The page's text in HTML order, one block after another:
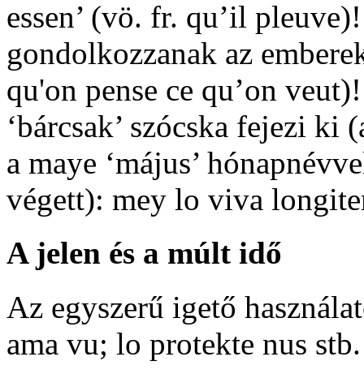
essen’ (vö. fr. qu’il pleuve
gondolkozzanak az
qu'on pense ce qu’on veut
‘bárcsak’ szócska fejezi ki
a maye ‘május’
végett): mey lo viva
A jelen és a múlt idő
Az egyszerű igető
ama vu; lo protekte nus stb.